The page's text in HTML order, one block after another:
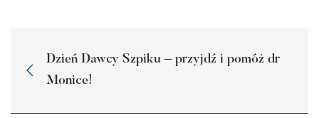
Dzień Dawcy Szpiku – przyjdź i pomóż dr
Monice!